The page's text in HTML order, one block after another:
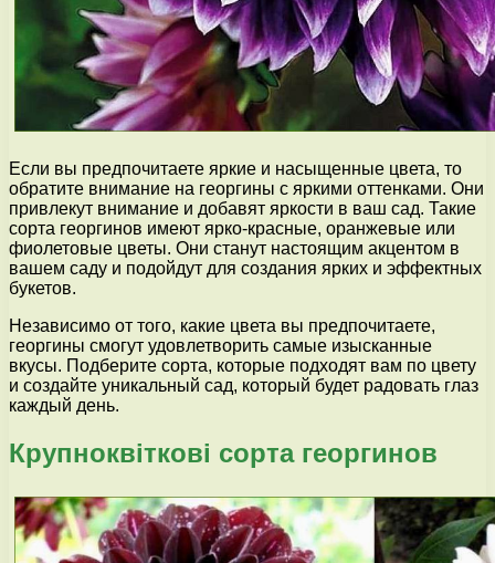
Если вы предпочитаете яркие и насыщенные цвета, то
обратите внимание на георгины с яркими оттенками. Они
привлекут внимание и добавят яркости в ваш сад. Такие
сорта георгинов имеют ярко-красные, оранжевые или
фиолетовые цветы. Они станут настоящим акцентом в
вашем саду и подойдут для создания ярких и эффектных
букетов.
Независимо от того, какие цвета вы предпочитаете,
георгины смогут удовлетворить самые изысканные
вкусы. Подберите сорта, которые подходят вам по цвету
и создайте уникальный сад, который будет радовать глаз
каждый день.
Крупноквіткові сорта георгинов